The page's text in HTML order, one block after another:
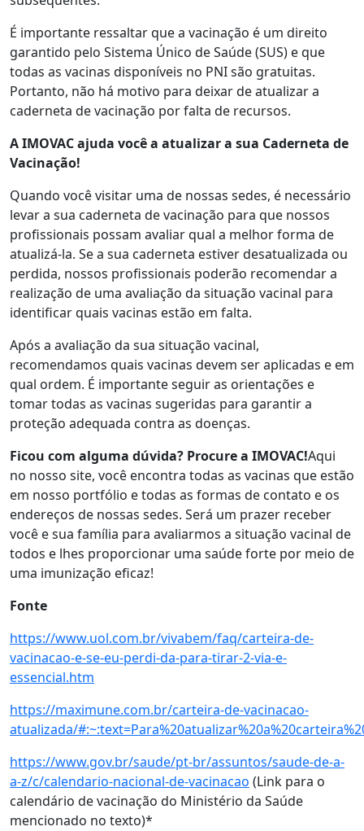
É importante ressaltar que a vacinação é um direito
garantido pelo Sistema Único de Saúde (SUS) e que
todas as vacinas disponíveis no PNI são gratuitas.
Portanto, não há motivo para deixar de atualizar a
caderneta de vacinação por falta de recursos.
A IMOVACajuda vocêa atualizar a sua Caderneta de
Vacinação!
Quando você visitar uma de nossas sedes, é necessário
levar a sua caderneta de vacinação para que nossos
profissionais possam avaliar qual a melhor forma de
atualizá-la. Se a sua caderneta estiver desatualizada ou
perdida, nossos profissionais poderão recomendar a
realização de uma avaliação da situação vacinal para
identificar quais vacinas estão em falta.
Após a avaliação da sua situação vacinal,
recomendamos quais vacinas devem ser aplicadas e em
qual ordem. É importante seguir as orientações e
tomar todas as vacinas sugeridas para garantir a
proteção adequada contra as doenças.
Ficou com alguma dúvida? Procure a IMOVAC!Aqui
no nosso site, você encontra todas as vacinas que estão
em nosso portfólio e todas as formas de contato e os
endereços de nossas sedes. Será um prazer receber
você e sua família para avaliarmos a situação vacinal de
todos e lhes proporcionar uma saúde forte por meio de
uma imunização eficaz!
Fonte
https://www.uol.com.br/vivabem/faq/carteira-de-
vacinacao-e-se-eu-perdi-da-para-tirar-2-via-e-
essencial.htm
https://maximune.com.br/carteira-de-vacinacao-
atualizada/
https://www.gov.br/saude/pt-br/assuntos/saude-de-a-
a-z/c/calendario-nacional-de-vacinacao (Link para o
calendário de vacinação do Ministério da Saúde
mencionado no texto)*